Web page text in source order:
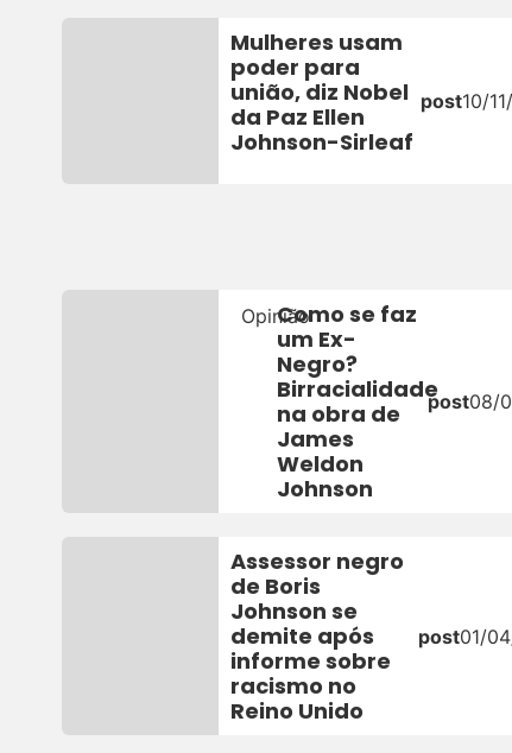
Mulheres usam
poder para
união, diz Nobel
da Paz Ellen
Johnson-Sirleaf
post10/
OpiniãoComo se faz
um Ex-
Negro?
Birracialidade
na obra de
James
Weldon
Johnson
post08/
Assessor negro
de Boris
Johnson se
demite após
informe sobre
racismo no
Reino Unido
post01/